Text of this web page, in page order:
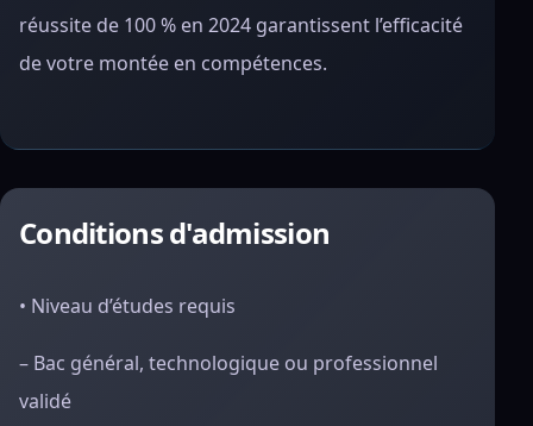
réussite de 100 % en 2024 garantissent l’efficacité
de votre montée en compétences.
Conditions d'admission
• Niveau d’études requis
– Bac général, technologique ou professionnel
validé